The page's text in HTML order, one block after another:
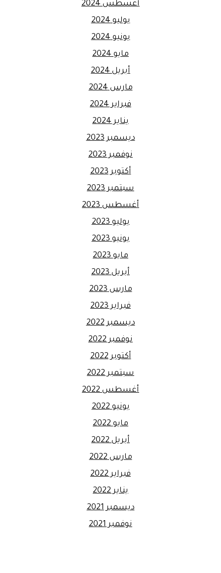
أغسطس 2024
يوليو 2024
يونيو 2024
مايو 2024
أبريل 2024
مارس 2024
فبراير 2024
يناير 2024
ديسمبر 2023
نوفمبر 2023
أكتوبر 2023
سبتمبر 2023
أغسطس 2023
يوليو 2023
يونيو 2023
مايو 2023
أبريل 2023
مارس 2023
فبراير 2023
ديسمبر 2022
نوفمبر 2022
أكتوبر 2022
سبتمبر 2022
أغسطس 2022
يونيو 2022
مايو 2022
أبريل 2022
مارس 2022
فبراير 2022
يناير 2022
ديسمبر 2021
نوفمبر 2021